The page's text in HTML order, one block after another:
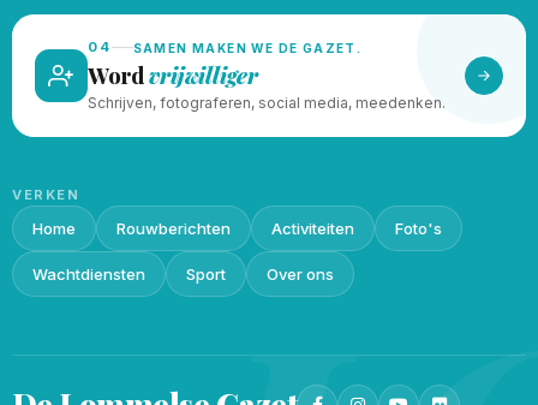
04 SAMEN MAKEN WE DE GAZET.
Wordvrijwilliger
Schrijven, fotograferen, social media, meedenken.
VERKEN
Home Rouwberichten Activiteiten Foto's
Wachtdiensten Sport Over ons